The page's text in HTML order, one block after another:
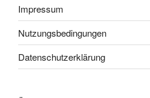
Impressum
Nutzungsbedingungen
Datenschutzerklärung